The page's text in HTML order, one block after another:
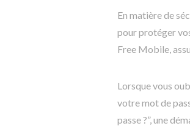
En matière de
pour protéger
Free Mobile,
Lorsque vous
votre mot de
passe ?”, une